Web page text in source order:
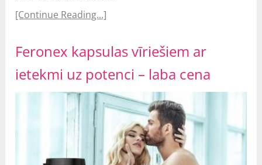
[Continue Reading...]
Feronex kapsulas vīriešiem ar
ietekmi uz potenci – laba cena